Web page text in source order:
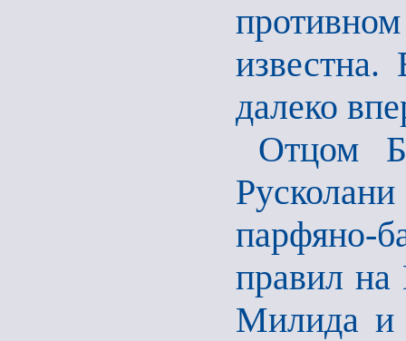
далеко
Отцом
парфяно-
правил
Милида и